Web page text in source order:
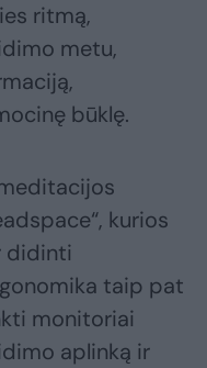
ritmą,
metu,
būklę.
kurios
didinti
taip pat
monitoriai
aplinką ir